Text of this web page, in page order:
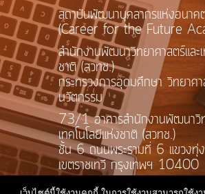
สถาบันพัฒนาบุคลากรแห่งอนาค
(Career for the Future
สำนักงานพัฒนาวิทยาศาสตร์และ
ชาติ (สวทช.)
กระทรวงการอุดมศึกษา วิทยาศ
นวัตกรรม
73/1 อาคารสำนักงานพัฒนาวิ
เทคโนโลยีแห่งชาติ (สวทช.)
ชั้น 6 ถนนพระรามที่ 6 แขวงทุ่
เขตราชเทวี กรุงเทพฯ 10400